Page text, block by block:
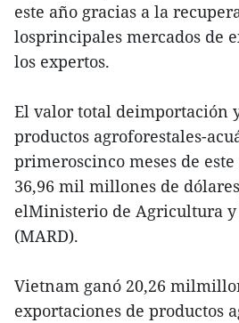
este año gracias a la
losprincipales mercados de
los expertos.
El valor total deimportación
productos agroforestales-
primeroscinco meses de
36,96 mil millones de
elMinisterio de Agricultura
(MARD).
Vietnam ganó 20,26
exportaciones de productos